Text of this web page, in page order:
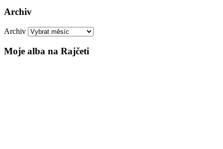
Archiv
Archiv
Moje alba na Rajčeti